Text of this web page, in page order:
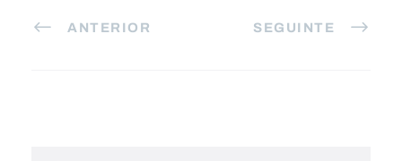
ANTERIOR SEGUINTE